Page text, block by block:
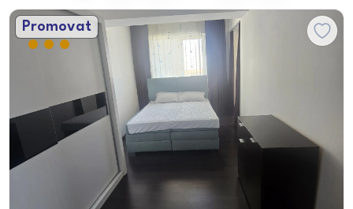
Promovat